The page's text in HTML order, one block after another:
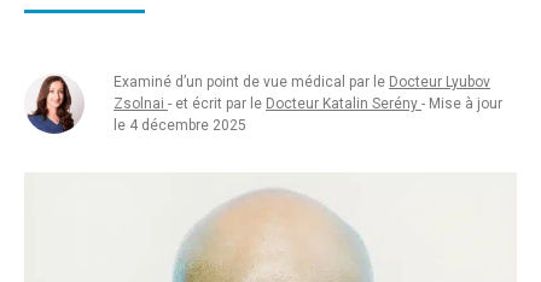
Examiné d’un point de vue médical par le Docteur Lyubov
Zsolnai - et écrit par le Docteur Katalin Serény - Mise à jour
le 4 décembre 2025